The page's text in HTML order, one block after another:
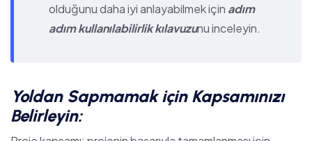
olduğunu daha iyi anlayabilmek için adım
adım kullanılabilirlik kılavuzunu inceleyin.
Yoldan Sapmamak için Kapsamınızı
Belirleyin: